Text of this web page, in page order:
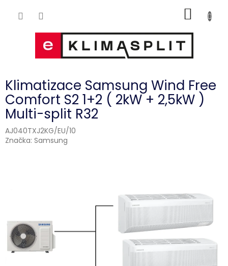
KOŠÍK
Klimatizace Samsung Wind Free
Comfort S2 1+2 ( 2kW + 2,5kW )
Multi-split R32
AJ040TXJ2KG/EU/10
Značka: Samsung